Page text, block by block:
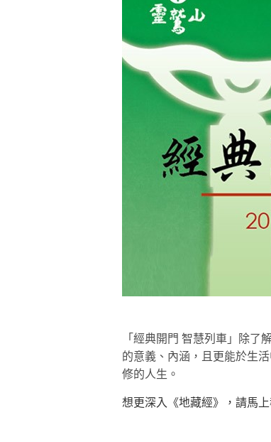
念頭在心頭，不舒服；
煩惱如同下雨，當雨過
懂得消化煩惱，便能
負面是惡業，消極是
生命是不斷流動地，
不執著、不妄想，當下
「經典開門 智慧列車」除了
的意義、內涵，且更能於生
修的人生。
想更深入《地藏經》，請馬上